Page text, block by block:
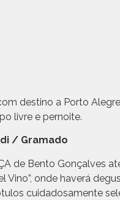
destino a Porto
livre e pernoite.
/ Gramado
de Bento Gonçalves
Vino”, onde haverá
cuidadosamente